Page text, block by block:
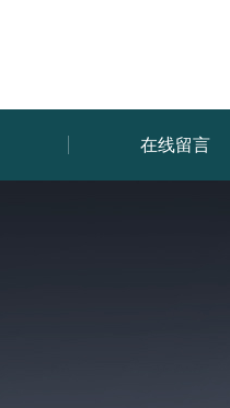
在线留言